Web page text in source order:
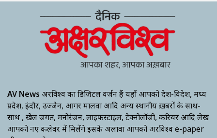
AV News अक्षरविश्व का डिजिटल वर्जन हैं यहाँ आपको देश-विदेश, मध्य
प्रदेश, इंदौर, उज्जैन, आगर मालवा आदि अन्य स्थानीय ख़बरों के साथ-
साथ , खेल जगत, मनोरंजन, लाइफस्टाइल, टेक्नोलॉजी, करियर आदि लेख
आपको नए कलेवर में मिलेंगे इसके अलावा आपको अक्षरविश्व e-paper